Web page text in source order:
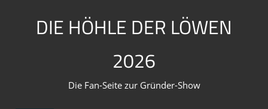
DIE HÖHLE DER LÖWEN
2026
Die Fan-Seite zur Gründer-Show